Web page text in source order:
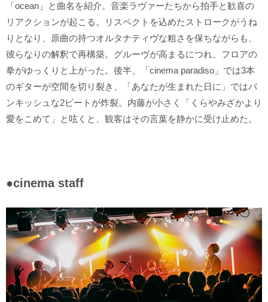
「ocean」と曲名を紹介。音楽ラヴァーたちから拍手と歓喜の
リアクションが起こる。リスペクトを込めたストロークがうね
りとなり、原曲の持つオルタナティヴな粗さを保ちながらも、
彼らなりの解釈で再構築。グルーヴが高まるにつれ、フロアの
拳がゆっくりと上がった。後半、「cinema paradiso」では3本
のギターが空間を切り裂き、「あなたが生まれた日に」ではパ
ンキッシュな2ビートが炸裂。内藤が小さく「くらやみざかより
愛をこめて」と呟くと、観客はその言葉を静かに受け止めた。
●cinema staff